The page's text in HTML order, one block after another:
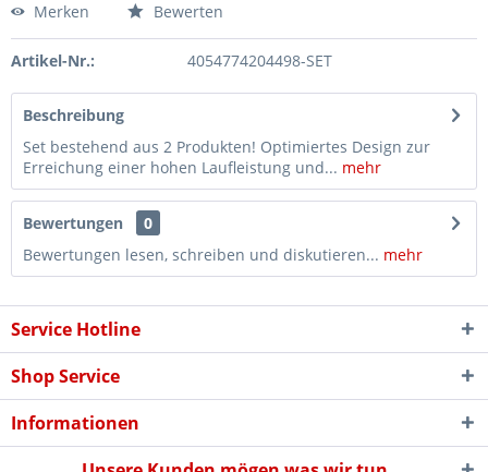
Merken Bewerten
Artikel-Nr.: 4054774204498-SET
Beschreibung
Set bestehend aus 2 Produkten! Optimiertes Design zur
Erreichung einer hohen Laufleistung und... mehr
Bewertungen
0
Bewertungen lesen, schreiben und diskutieren... mehr
Service Hotline
Shop Service
Informationen